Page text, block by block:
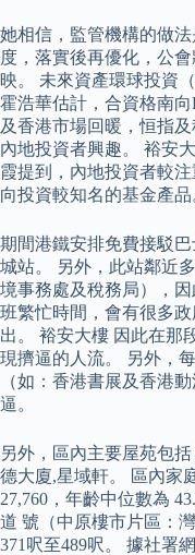
她相信，監管機構的做
度，落實後再優化，公
映。 未來資產環球投資
霍浩華估計，合資格南
及香港市場回暖，恒指
內地投資者興趣。 裕安
霞提到，內地投資者較
向投資較知名的基金產品
期間港鐵安排免費接駁
城站。 另外，此站鄰近
境事務處及稅務局），
班繁忙時間，會有很多
出。 裕安大樓 因此在那
現擠逼的人流。 另外，
（如：香港書展及香港
逼。
另外，區內主要屋苑包
德大廈,星域軒。 區內家
27,760，年齡中位數為
道 號（中原樓市片區：
371呎至489呎。 據社署